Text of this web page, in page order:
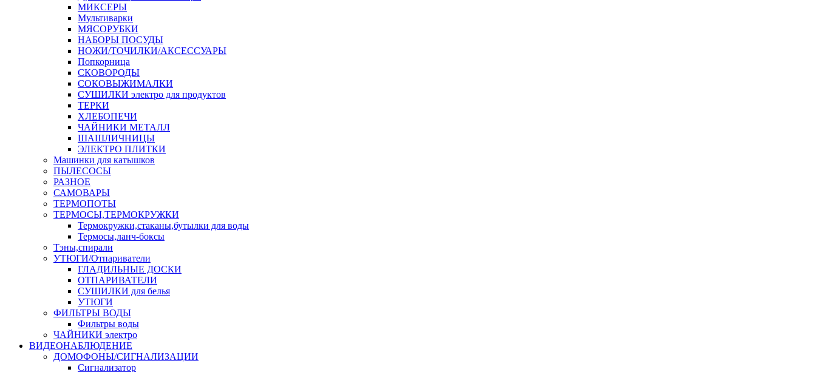
МИКСЕРЫ
Мультиварки
МЯСОРУБКИ
НАБОРЫ ПОСУДЫ
НОЖИ/ТОЧИЛКИ/АКСЕССУАРЫ
Попкорница
СКОВОРОДЫ
СОКОВЫЖИМАЛКИ
СУШИЛКИ электро для продуктов
ТЕРКИ
ХЛЕБОПЕЧИ
ЧАЙНИКИ МЕТАЛЛ
ШАШЛИЧНИЦЫ
ЭЛЕКТРО ПЛИТКИ
Машинки для катышков
ПЫЛЕСОСЫ
РАЗНОЕ
САМОВАРЫ
ТЕРМОПОТЫ
ТЕРМОСЫ,ТЕРМОКРУЖКИ
Термокружки,стаканы,бутылки для воды
Термосы,ланч-боксы
Тэны,спирали
УТЮГИ/Отпариватели
ГЛАДИЛЬНЫЕ ДОСКИ
ОТПАРИВАТЕЛИ
СУШИЛКИ для белья
УТЮГИ
ФИЛЬТРЫ ВОДЫ
Фильтры воды
ЧАЙНИКИ электро
ВИДЕОНАБЛЮДЕНИЕ
ДОМОФОНЫ/СИГНАЛИЗАЦИИ
Сигнализатор